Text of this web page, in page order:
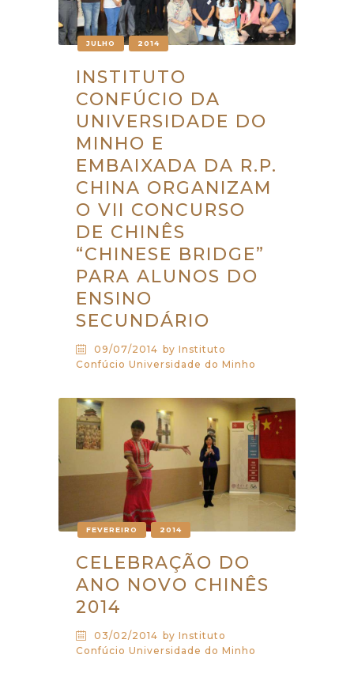
JULHO 2014
INSTITUTO
CONFÚCIO DA
UNIVERSIDADE DO
MINHO E
EMBAIXADA DA R.P.
CHINA ORGANIZAM
O VII CONCURSO
DE CHINÊS
“CHINESE BRIDGE”
PARA ALUNOS DO
ENSINO
SECUNDÁRIO
09/07/2014 by Instituto
Confúcio Universidade do Minho
FEVEREIRO 2014
CELEBRAÇÃO DO
ANO NOVO CHINÊS
2014
03/02/2014 by Instituto
Confúcio Universidade do Minho